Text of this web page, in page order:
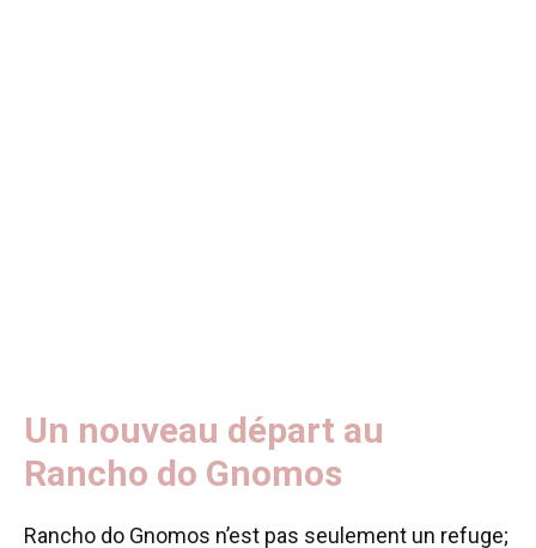
Un nouveau départ au
Rancho do Gnomos
Rancho do Gnomos n’est pas seulement un refuge;